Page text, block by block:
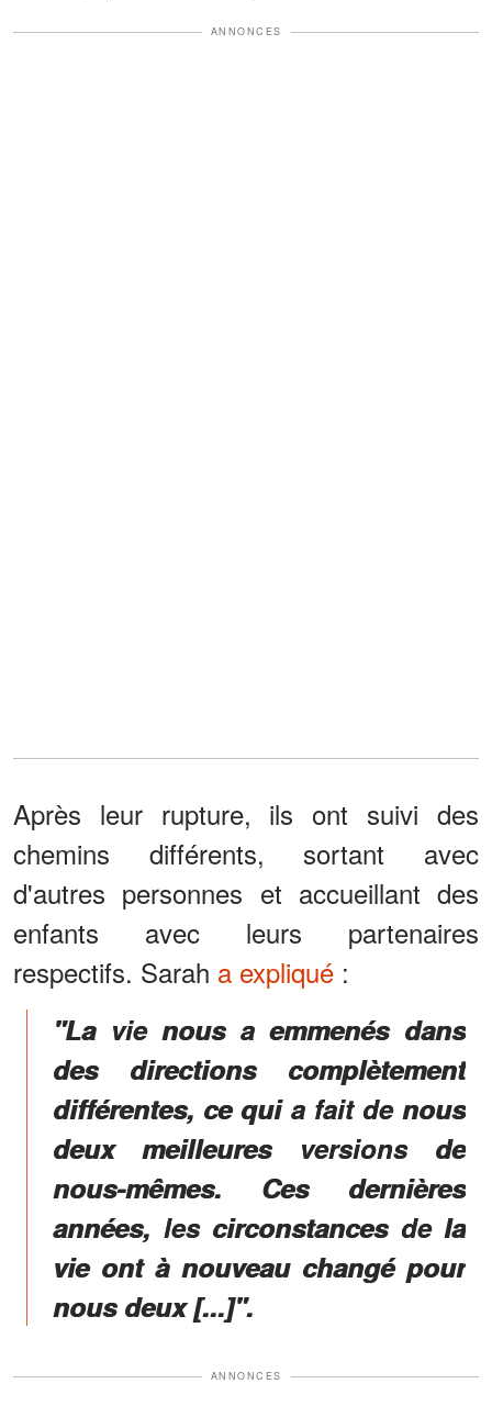
ANNONCES
Après leur rupture, ils ont suivi des
chemins différents, sortant avec
d'autres personnes et accueillant des
enfants avec leurs partenaires
respectifs. Sarah a expliqué :
"La vie nous a emmenés dans
des directions complètement
différentes, ce qui a fait de nous
deux meilleures versions de
nous-mêmes. Ces dernières
années, les circonstances de la
vie ont à nouveau changé pour
nous deux [...]".
ANNONCES